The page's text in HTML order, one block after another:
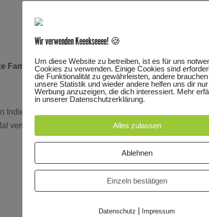
Familie
Indie Pop bis Disko-Funk entdecken Klein und Groß
verträumt, mal frech, garantiert bleibt: Jede/r darf
Wir verwenden Keeekseeee! 🍪
Um diese Website zu betreiben, ist es für uns
Cookies zu verwenden. Einige Cookies sind
die Funktionalität zu gewährleisten, andere
unsere Statistik und wieder andere helfen uns dir
Werbung anzuzeigen, die dich interessiert. Mehr
in unserer Datenschutzerklärung.
Alles zulassen
Ablehnen
Einzeln bestätigen
Datenschutz Impressum